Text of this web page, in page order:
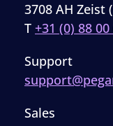
3708 AH Zeist
T +31 (0) 88
Support
Sales